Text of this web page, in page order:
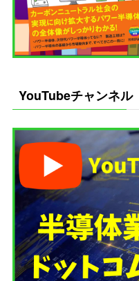
YouTubeチャンネル